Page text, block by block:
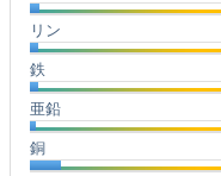
リン
鉄
亜鉛
銅